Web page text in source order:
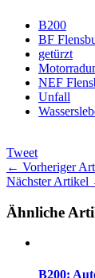
B200
BF
getürzt
NEF
Unfall
Tweet
← Vorheriger
Nächster Artikel
Ähnliche
B200: